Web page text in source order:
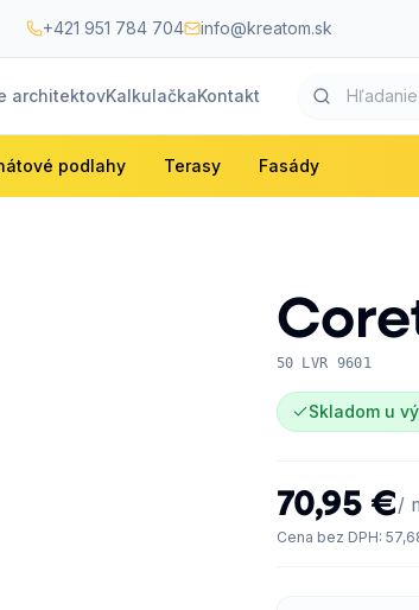
+421 951 784 704 info@kreatom.sk
architektovKalkulačkaKontakt
podlahy Terasy Fasády
50 LVR 9601
Skladom u
70,95 €/
Cena bez DPH: